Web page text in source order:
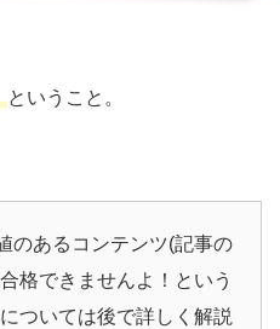
ということ。
のあるコンテンツ(記事の
格できませんよ！という
ついては後で詳しく解説